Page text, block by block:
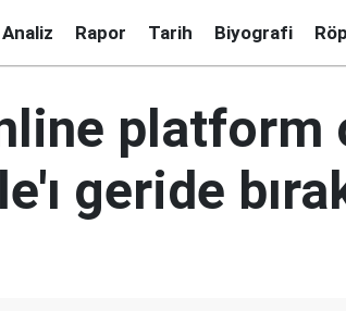
Analiz Rapor Tarih Biyografi
platform
geride